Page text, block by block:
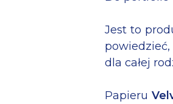
Jest to
dla całej
Papieru